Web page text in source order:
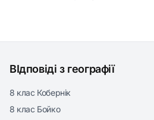
ВІдповіді з географії
8 клас Кобернік
8 клас Бойко